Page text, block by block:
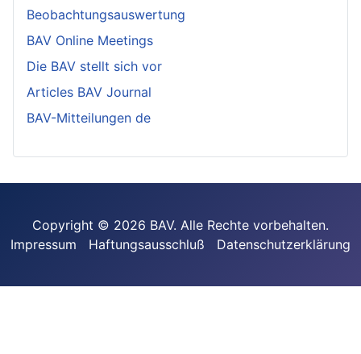
Beobachtungsauswertung
BAV Online Meetings
Die BAV stellt sich vor
Articles BAV Journal
BAV-Mitteilungen de
Copyright © 2026 BAV. Alle Rechte vorbehalten.
Impressum
Haftungsausschluß Datenschutzerklärung